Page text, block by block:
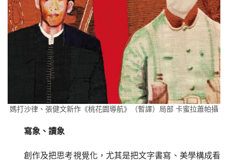
媽打沙律、張健文新作《桃花園導航》（暫譯）局部 卡蜜拉蕭帕攝
寫象、讀象
創作及把思考視覺化，尤其是把文字書寫、美學構成看